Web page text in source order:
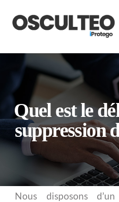
Quel est le
suppression
Nous disposons